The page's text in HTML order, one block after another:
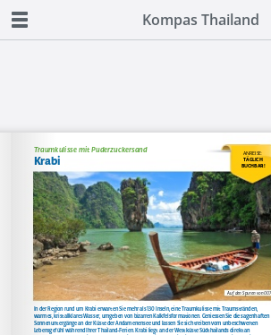
Kompas Thailand